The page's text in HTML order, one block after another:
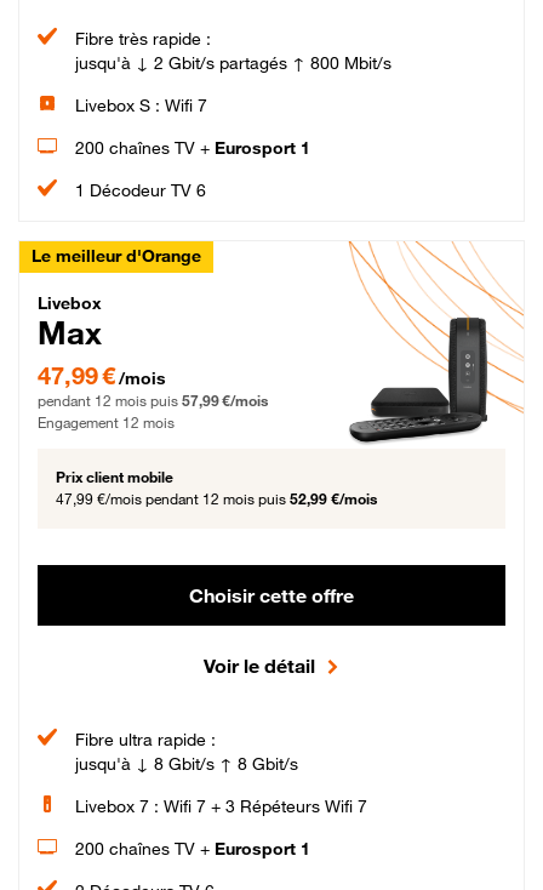
Fibre très rapide :
jusqu'à ↓ 2 Gbit/s partagés ↑ 800 Mbit/s
Livebox S : Wifi 7
200 chaînes TV + Eurosport 1
1 Décodeur TV 6
Le meilleur d'Orange
Livebox Max Fibre
Livebox
Max
47,99 € par mois pendant 12 mois puis 57,99 € par mois, Engagement 12 mois
47,99 €/mois
pendant 12 mois puis 57,99 €/mois
Engagement 12 mois
Prix client mobile
47,99 €/mois pendant 12 mois puis 52,99 €/mois
Choisir cette offre
Voir le détail
Fibre ultra rapide :
jusqu'à ↓ 8 Gbit/s ↑ 8 Gbit/s
Livebox 7 : Wifi 7 + 3 Répéteurs Wifi 7
200 chaînes TV + Eurosport 1